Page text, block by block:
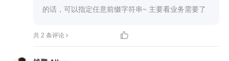
的话，可以指定任意前缀字符串~ 主要看业务需要了
共 2 条评论 